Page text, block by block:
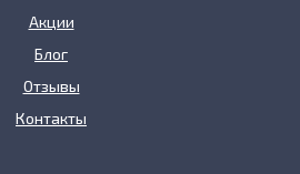
Акции
Блог
Отзывы
Контакты